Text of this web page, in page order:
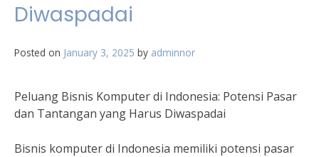
Diwaspadai
Posted on January 3, 2025 by adminnor
Peluang Bisnis Komputer di Indonesia: Potensi Pasar
dan Tantangan yang Harus Diwaspadai
Bisnis komputer di Indonesia memiliki potensi pasar